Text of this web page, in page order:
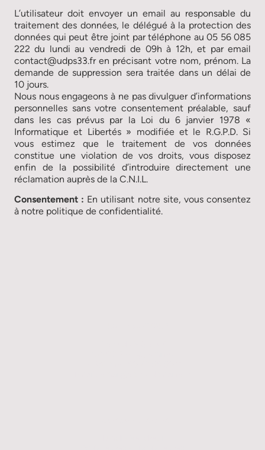
L’utilisateur doit envoyer un email au responsable du
traitement des données, le délégué à la protection des
données qui peut être joint par téléphone au 05 56 085
222 du lundi au vendredi de 09h à 12h, et par email
contact@udps33.fr en précisant votre nom, prénom. La
demande de suppression sera traitée dans un délai de
10 jours.
Nous nous engageons à ne pas divulguer d’informations
personnelles sans votre consentement préalable, sauf
dans les cas prévus par la Loi du 6 janvier 1978 «
Informatique et Libertés » modifiée et le R.G.P.D. Si
vous estimez que le traitement de vos données
constitue une violation de vos droits, vous disposez
enfin de la possibilité d’introduire directement une
réclamation auprès de la C.N.I.L.
Consentement : En utilisant notre site, vous consentez
à notre politique de confidentialité.